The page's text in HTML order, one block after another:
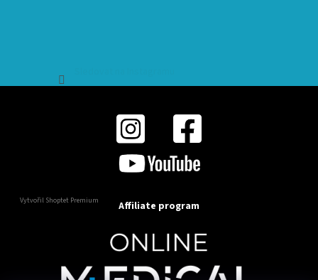
Vytvořil Shoptet Premium Affiliate program